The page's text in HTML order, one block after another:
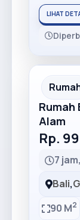
LIHAT
Rumah
Alam
Rp.
7
Bali,
90 M2